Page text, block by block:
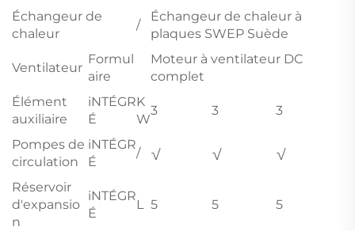
Échangeur de
chaleur
/
Échangeur de chaleur à
plaques SWEP Suède
Ventilateur
Formul
aire
Moteur à ventilateur DC
complet
Élément
auxiliaire
iNTÉGR
É
K
W
3 3 3
Pompes de
circulation
iNTÉGR
É
/ √ √ √
Réservoir
d'expansio
n
iNTÉGR
É
L 5 5 5